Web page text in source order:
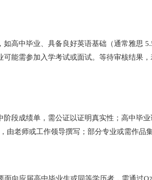
高中毕业、具备良好英语基础（通常雅思
能需参加入学考试或面试。等待审核结果
段成绩单，需公证以证明真实性；高中毕
老师或工作领导撰写；部分专业或需作品